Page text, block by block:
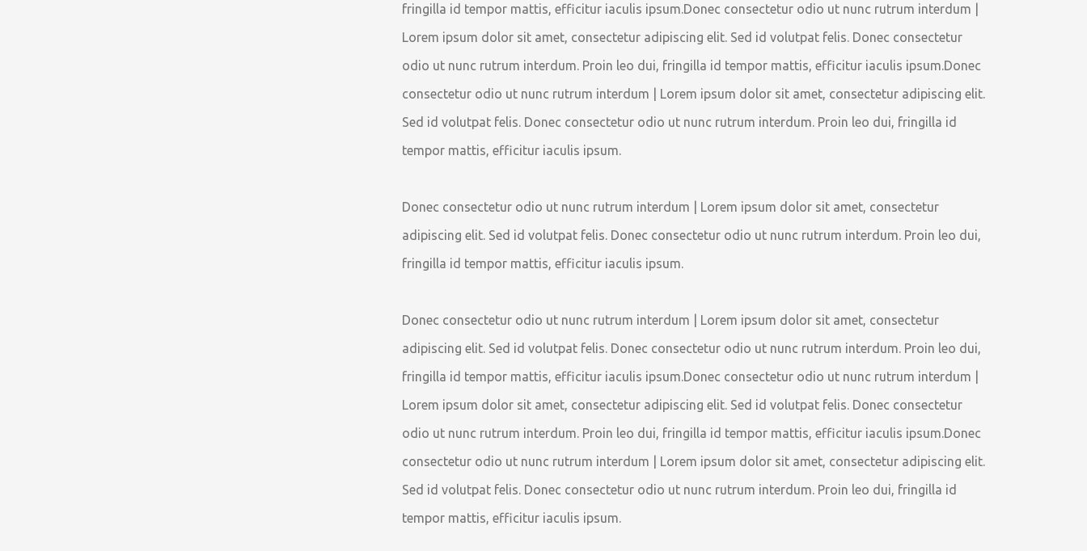
fringilla id tempor mattis, efficitur iaculis ipsum.Donec consectetur odio ut nunc rutrum interdum |
Lorem ipsum dolor sit amet, consectetur adipiscing elit. Sed id volutpat felis. Donec consectetur
odio ut nunc rutrum interdum. Proin leo dui, fringilla id tempor mattis, efficitur iaculis ipsum.Donec
consectetur odio ut nunc rutrum interdum | Lorem ipsum dolor sit amet, consectetur adipiscing elit.
Sed id volutpat felis. Donec consectetur odio ut nunc rutrum interdum. Proin leo dui, fringilla id
tempor mattis, efficitur iaculis ipsum.
Donec consectetur odio ut nunc rutrum interdum | Lorem ipsum dolor sit amet, consectetur
adipiscing elit. Sed id volutpat felis. Donec consectetur odio ut nunc rutrum interdum. Proin leo dui,
fringilla id tempor mattis, efficitur iaculis ipsum.
Donec consectetur odio ut nunc rutrum interdum | Lorem ipsum dolor sit amet, consectetur
adipiscing elit. Sed id volutpat felis. Donec consectetur odio ut nunc rutrum interdum. Proin leo dui,
fringilla id tempor mattis, efficitur iaculis ipsum.Donec consectetur odio ut nunc rutrum interdum |
Lorem ipsum dolor sit amet, consectetur adipiscing elit. Sed id volutpat felis. Donec consectetur
odio ut nunc rutrum interdum. Proin leo dui, fringilla id tempor mattis, efficitur iaculis ipsum.Donec
consectetur odio ut nunc rutrum interdum | Lorem ipsum dolor sit amet, consectetur adipiscing elit.
Sed id volutpat felis. Donec consectetur odio ut nunc rutrum interdum. Proin leo dui, fringilla id
tempor mattis, efficitur iaculis ipsum.